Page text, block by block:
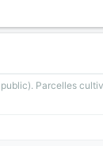
Parcelles